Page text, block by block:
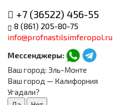
+7 (36522) 456-55
8 (861) 205-80-75
info@profnastilsimferopol.ru
Мессенджеры:
Ваш город: Эль-Монте
Ваш город — Калифорния
Угадали?